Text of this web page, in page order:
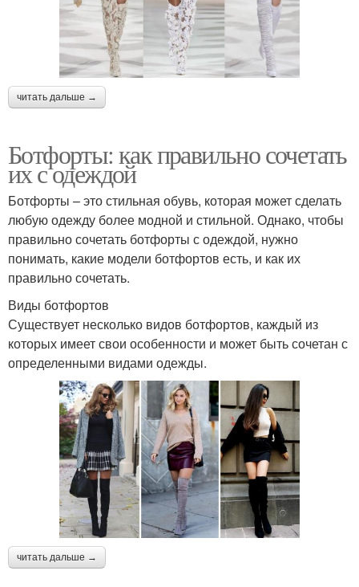
читать дальше →
Ботфорты: как правильно сочетать
их с одеждой
Ботфорты – это стильная обувь, которая может сделать
любую одежду более модной и стильной. Однако, чтобы
правильно сочетать ботфорты с одеждой, нужно
понимать, какие модели ботфортов есть, и как их
правильно сочетать.
Виды ботфортов
Существует несколько видов ботфортов, каждый из
которых имеет свои особенности и может быть сочетан с
определенными видами одежды.
читать дальше →